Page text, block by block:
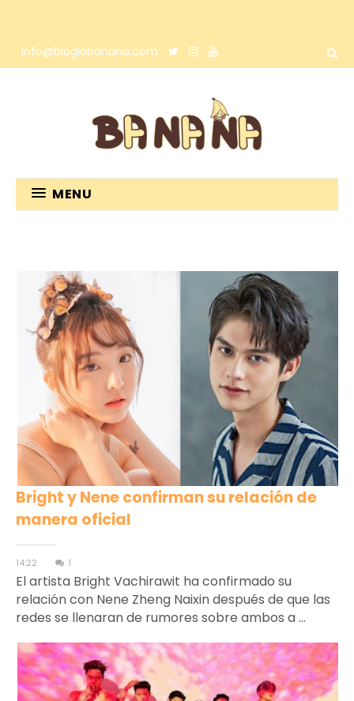
info@bloglabanana.com
MENU
Bright y Nene confirman su relación de
manera oficial
14:22 1
El artista Bright Vachirawit ha confirmado su
relación con Nene Zheng Naixin después de que las
redes se llenaran de rumores sobre ambos a ...